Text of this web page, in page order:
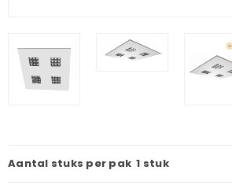
Aantal stuks per pak 1 stuk